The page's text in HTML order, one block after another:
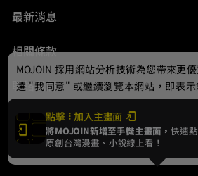
最新消息
相關條款
聯絡我們
© 2024 gamania Digital
點擊 加入主畫面
將MOJOIN新增至手機主畫面，快速
原創台灣漫畫、小說線上看！
MOJOIN 採用網站分析技術為您帶來更
選 "我同意" 或繼續瀏覽本網站，即表
Cookie，欲瞭解更多資訊請見隱私權政策
我同意